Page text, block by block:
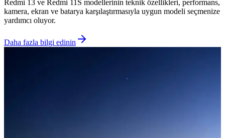
Redmi 13 ve Redmi 11S modellerinin teknik özellikleri, performans,
kamera, ekran ve batarya karşılaştırmasıyla uygun modeli seçmenize
yardımcı oluyor.
Daha fazla bilgi edinin